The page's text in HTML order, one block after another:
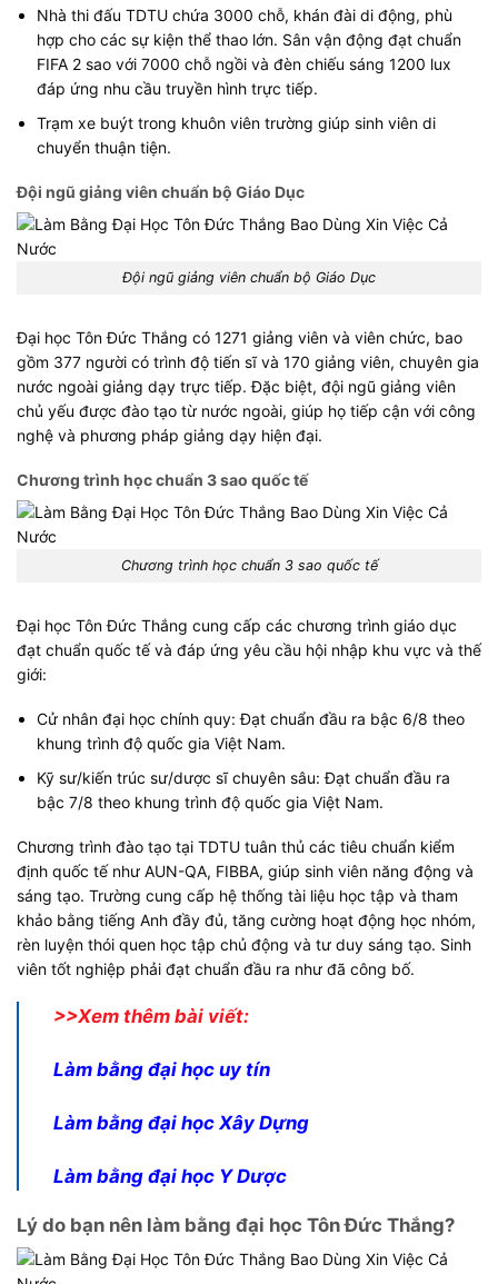
Nhà thi đấu TDTU chứa 3000 chỗ, khán đài di động, phù
hợp cho các sự kiện thể thao lớn. Sân vận động đạt chuẩn
FIFA 2 sao với 7000 chỗ ngồi và đèn chiếu sáng 1200 lux
đáp ứng nhu cầu truyền hình trực tiếp.
Trạm xe buýt trong khuôn viên trường giúp sinh viên di
chuyển thuận tiện.
Đội ngũ giảng viên chuẩn bộ Giáo Dục
Đội ngũ giảng viên chuẩn bộ Giáo Dục
Đại học Tôn Đức Thắng có 1271 giảng viên và viên chức, bao
gồm 377 người có trình độ tiến sĩ và 170 giảng viên, chuyên gia
nước ngoài giảng dạy trực tiếp. Đặc biệt, đội ngũ giảng viên
chủ yếu được đào tạo từ nước ngoài, giúp họ tiếp cận với công
nghệ và phương pháp giảng dạy hiện đại.
Chương trình học chuẩn 3 sao quốc tế
Chương trình học chuẩn 3 sao quốc tế
Đại học Tôn Đức Thắng cung cấp các chương trình giáo dục
đạt chuẩn quốc tế và đáp ứng yêu cầu hội nhập khu vực và thế
giới:
Cử nhân đại học chính quy: Đạt chuẩn đầu ra bậc 6/8 theo
khung trình độ quốc gia Việt Nam.
Kỹ sư/kiến trúc sư/dược sĩ chuyên sâu: Đạt chuẩn đầu ra
bậc 7/8 theo khung trình độ quốc gia Việt Nam.
Chương trình đào tạo tại TDTU tuân thủ các tiêu chuẩn kiểm
định quốc tế như AUN-QA, FIBBA, giúp sinh viên năng động và
sáng tạo. Trường cung cấp hệ thống tài liệu học tập và tham
khảo bằng tiếng Anh đầy đủ, tăng cường hoạt động học nhóm,
rèn luyện thói quen học tập chủ động và tư duy sáng tạo. Sinh
viên tốt nghiệp phải đạt chuẩn đầu ra như đã công bố.
>>Xem thêm bài viết:
Làm bằng đại học uy tín
Làm bằng đại học Xây Dựng
Làm bằng đại học Y Dược
Lý do bạn nên làm bằng đại học Tôn Đức Thắng?